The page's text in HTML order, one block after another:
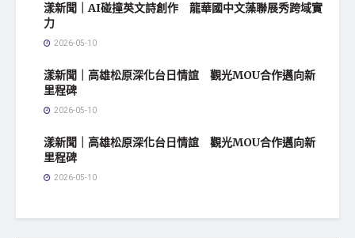
漾新聞｜AI碰撞英文詩創作 龍華國中文藻聯展秀跨域實
力
2026-05-10
漾新聞｜高雄松原深化台日情誼 觀光MOU合作邁向新
里程碑
2026-05-10
漾新聞｜高雄松原深化台日情誼 觀光MOU合作邁向新
里程碑
2026-05-10